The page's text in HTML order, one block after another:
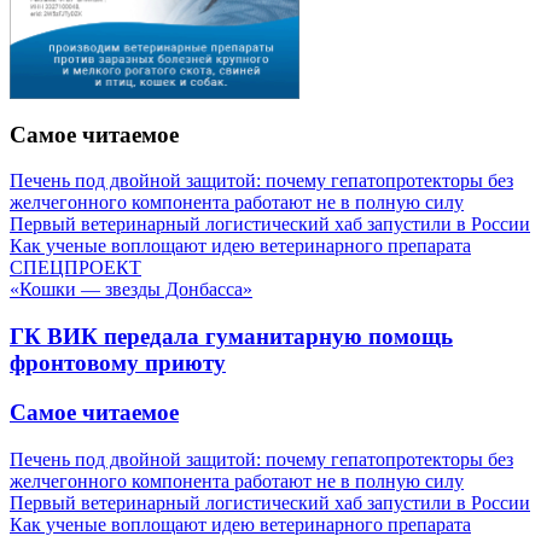
Самое читаемое
Печень под двойной защитой: почему гепатопротекторы без
желчегонного компонента работают не в полную силу
Первый ветеринарный логистический хаб запустили в России
Как ученые воплощают идею ветеринарного препарата
СПЕЦПРОЕКТ
«Кошки — звезды Донбасса»
ГК ВИК передала гуманитарную помощь
фронтовому приюту
Самое читаемое
Печень под двойной защитой: почему гепатопротекторы без
желчегонного компонента работают не в полную силу
Первый ветеринарный логистический хаб запустили в России
Как ученые воплощают идею ветеринарного препарата